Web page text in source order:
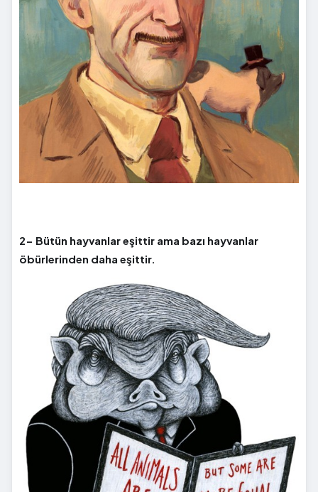
2- Bütün hayvanlar eşittir ama bazı hayvanlar
öbürlerinden daha eşittir.